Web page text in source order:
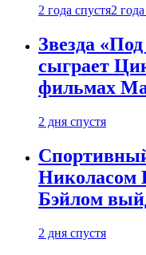
2 года спустя2
Звезда
сыграет
фильмах
2 дня спустя
Николасом
Бэйлом
2 дня спустя